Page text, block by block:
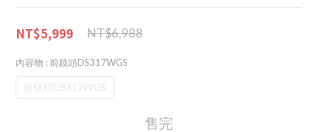
NT$6,988
NT$5,999
內容物 : 前鏡頭DS317WGS
前鏡頭DS317WGS
售完